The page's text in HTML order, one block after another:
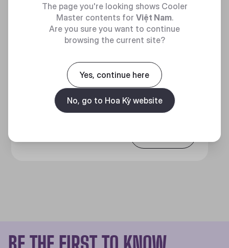
HAF 700
MẠNH MẼ VÀ TINH NHUỆ
The page you're looking shows Cooler
Master contents for Việt Nam.
Are you sure you want to continue
browsing the current site?
Yes, continue here
No, go to Hoa Kỳ website